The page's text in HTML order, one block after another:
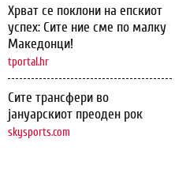
Хрват се поклони на епскиот
успех: Сите ние сме по малку
Македонци!
tportal.hr
Сите трансфери во
јануарскиот преоден рок
skysports.com